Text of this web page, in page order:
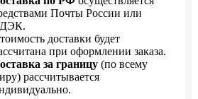
Почты России или
доставки будет
при оформлении заказа.
за границу (по всему
рассчитывается